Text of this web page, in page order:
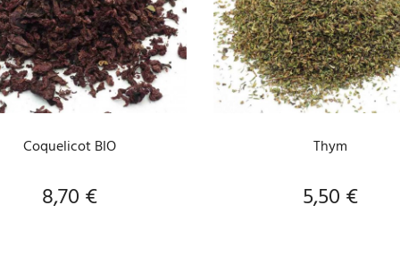
AJOUTER AU PANIER
Coquelicot BIO
Prix
8,70 €
AJOUTER AU PANIER
Thym
Prix
5,50 €